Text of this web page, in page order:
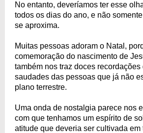
No entanto, deveríamos ter esse
todos os dias do ano, e não
se aproxima.
Muitas pessoas adoram o Natal,
comemoração do nascimento de
também nos traz doces recordações
saudades das pessoas que já não
plano terrestre.
Uma onda de nostalgia parece nos
com que tenhamos um espírito de
atitude que deveria ser cultivada